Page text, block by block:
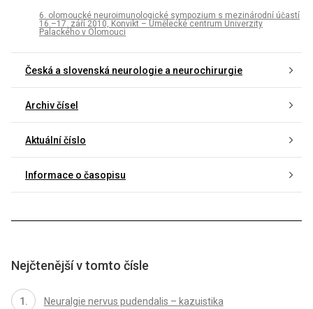
6. olomoucké neuroimunologické sympozium s mezinárodní účastí
16.–17. září 2010, Konvikt – Umělecké centrum Univerzity
Palackého v Olomouci
Česká a slovenská neurologie a neurochirurgie
Archiv čísel
Aktuální číslo
Informace o časopisu
Nejčtenější v tomto čísle
Neuralgie nervus pudendalis – kazuistika